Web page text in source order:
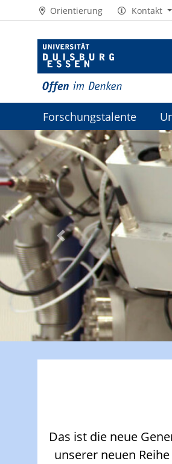
Orientierung Kontakt
Forschungstalente
Previous
Das ist die neue
unserer neuen